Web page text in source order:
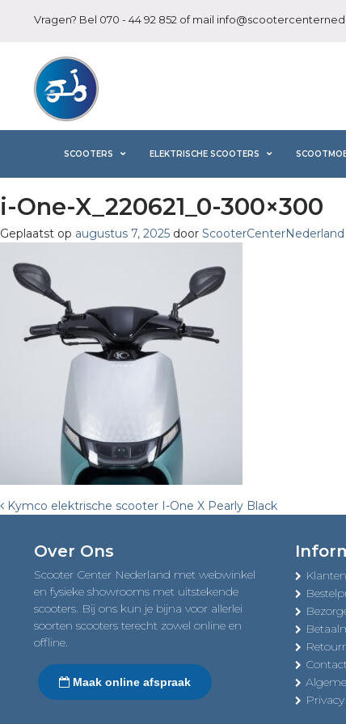
Vragen? Bel 070 - 44 92 852 of mail
SCOOTERS ELEKTRISCHE SCOOTERS
i-One-X_220621_0-300×300
Geplaatst op augustus 7, 2025 door ScooterCenterNederland
Post
navigation
Kymco elektrische scooter I-One X Pearly Black
Over Ons
Scooter Center Nederland met webwinkel
en fysieke showrooms met uitstekende
scooters. Bij ons kun je bijna voor allerlei
soorten scooters terecht zowel online en
offline.
Maak online afspraak